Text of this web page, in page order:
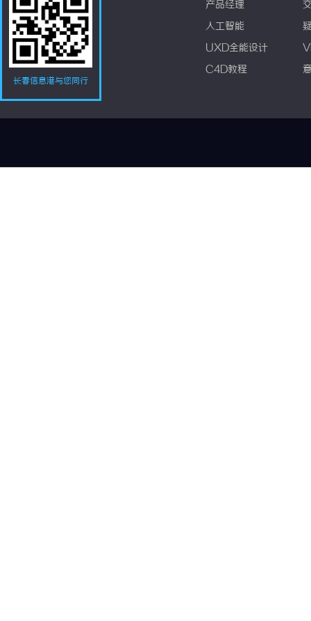
长春信息港与您同行
产品经理
人工智能
UXD全能设计
C4D教程